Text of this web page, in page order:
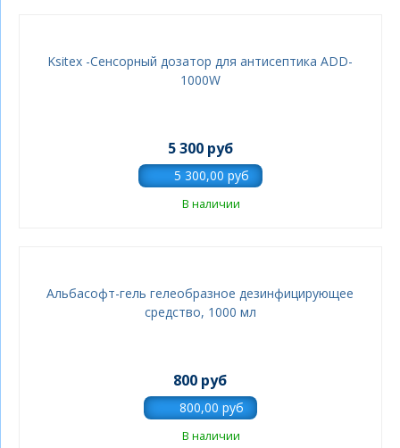
Ksitex -Сенсорный дозатор для антисептика ADD-
1000W
5 300 руб
В наличии
Альбасофт-гель гелеобразное дезинфицирующее
средство, 1000 мл
800 руб
В наличии